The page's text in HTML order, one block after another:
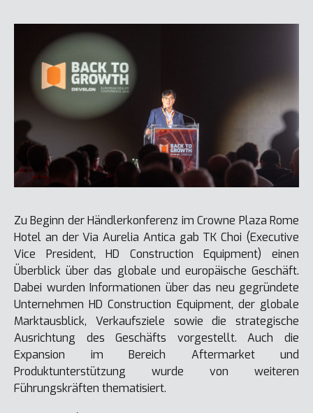
Zu Beginn der Händlerkonferenz im Crowne Plaza Rome
Hotel an der Via Aurelia Antica gab TK Choi (Executive
Vice President, HD Construction Equipment) einen
Überblick über das globale und europäische Geschäft.
Dabei wurden Informationen über das neu gegründete
Unternehmen HD Construction Equipment, der globale
Marktausblick, Verkaufsziele sowie die strategische
Ausrichtung des Geschäfts vorgestellt. Auch die
Expansion im Bereich Aftermarket und
Produktunterstützung wurde von weiteren
Führungskräften thematisiert.